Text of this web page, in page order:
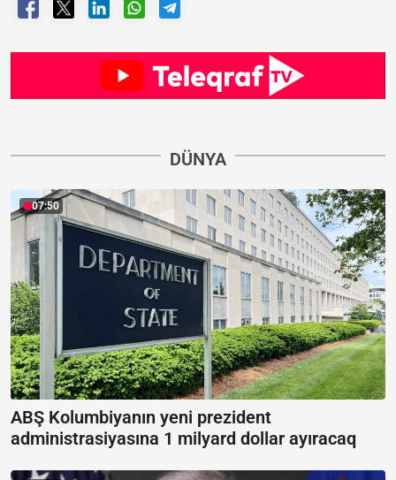
DÜNYA
07:50
ABŞ Kolumbiyanın yeni prezident
administrasiyasına 1 milyard dollar ayıracaq